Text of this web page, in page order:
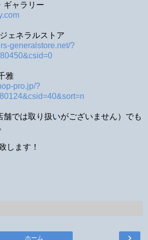
ギャラリー
ェネラルストア
generalstore.net/?
雅
pro.jp/?
舗では取り扱いがございません）でも
します！
›
ホーム